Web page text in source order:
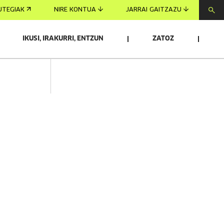
NIRE KONTUA JARRAI GAITZAZU
IKUSI, IRAKURRI, ENTZUN ZATOZ